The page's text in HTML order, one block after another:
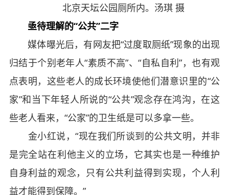
北京天坛公园厕所内。汤琪 摄
亟待理解的“公共”二字
媒体曝光后，有网友把“过度取厕纸”现象的出现
归结于个别老年人“素质不高”、“自私自利”，也有观
点表明，这些老人的成长环境使他们潜意识里的“公
家”和当下年轻人所说的“公共”观念存在鸿沟，在这
些老人看来，“公家”的卫生纸是可以多拿一些。
金小红说，“现在我们所谈到的公共文明，并非
是完全站在利他主义的立场，它其实也是一种维护
自身利益的观念，只有公共利益得到实现，个人利
益才能得到保障。”